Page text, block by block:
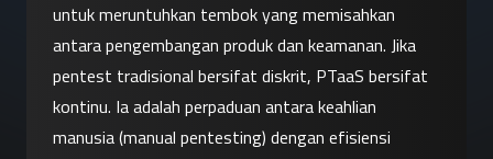
untuk meruntuhkan tembok yang memisahkan
antara pengembangan produk dan keamanan. Jika
pentest tradisional bersifat diskrit, PTaaS bersifat
kontinu. Ia adalah perpaduan antara keahlian
manusia (manual pentesting) dengan efisiensi